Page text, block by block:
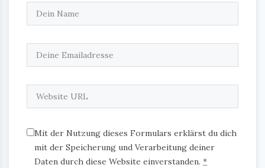
Mit der Nutzung dieses Formulars erklärst du dich
mit der Speicherung und Verarbeitung deiner
Daten durch diese Website einverstanden. *